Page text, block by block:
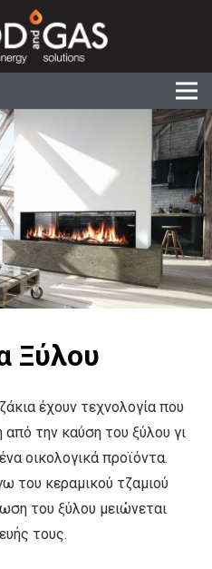
Ξύλου
έχουν τεχνολογία που
από την καύση του ξύλου γι
οικολογικά προϊόντα.
του κεραμικού τζαμιού
του ξύλου μειώνεται
τους.